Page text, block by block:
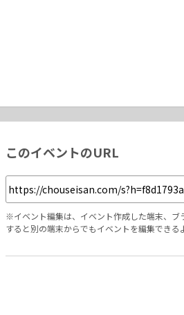
このイベントのURL
※イベント編集は、イベント作成した端末、ブ
すると別の端末からでもイベントを編集できる